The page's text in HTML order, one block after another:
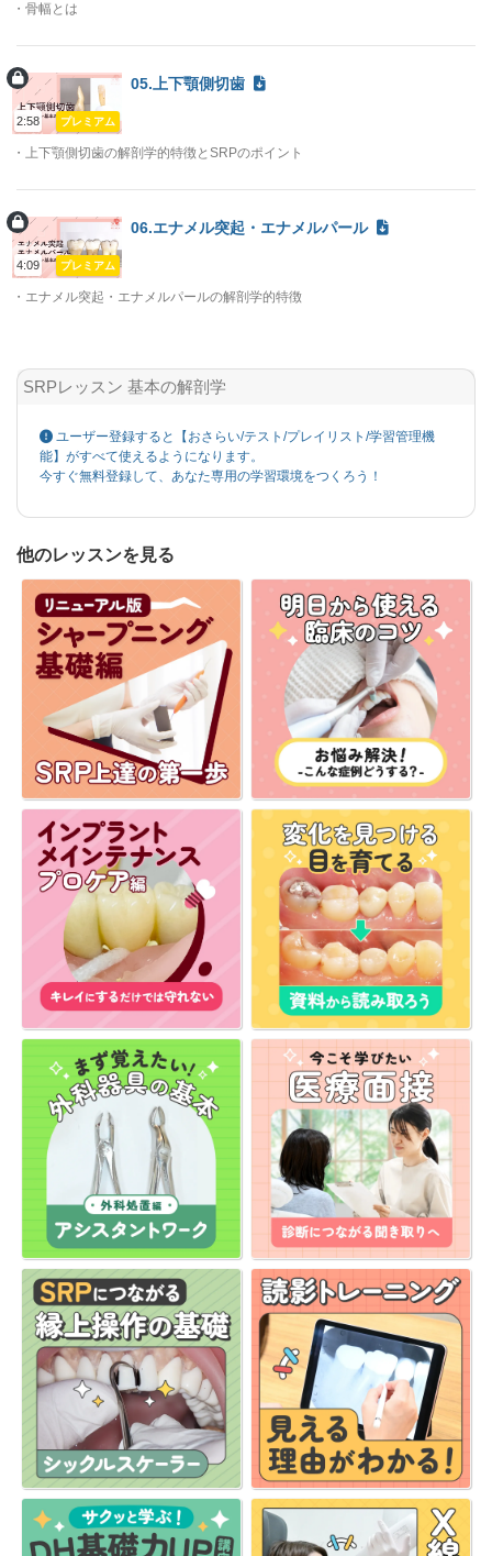
・骨幅とは
2:58 プレミアム
05.上下顎側切歯
・上下顎側切歯の解剖学的特徴とSRPのポイント
4:09 プレミアム
06.エナメル突起・エナメルパール
・エナメル突起・エナメルパールの解剖学的特徴
SRPレッスン 基本の解剖学
ユーザー登録すると【おさらい/テスト/プレイリスト/学習管理機
能】がすべて使えるようになります。
今すぐ無料登録して、あなた専用の学習環境をつくろう！
他のレッスンを見る